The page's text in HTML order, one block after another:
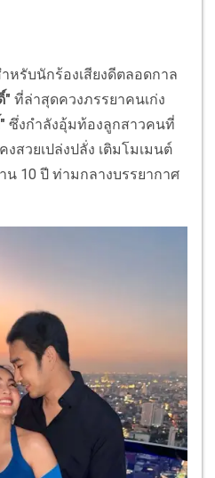
รับนักร้องเสียงดีตลอดกาล
" ที่ล่าสุดควงภรรยาคนเก่ง
ซึ่งกำลังอุ้มท้องลูกสาวคนที่
งสวยเปล่งปลั่ง เติมโมเมนต์
10 ปี ท่ามกลางบรรยากาศ